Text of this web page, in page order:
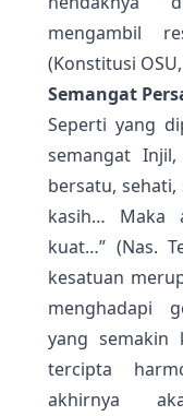
mengambil
(Konstitusi
Semangat
Seperti yang
semangat
bersatu,
kasih… Maka
kuat…” (Nas.
kesatuan
menghadapi
yang semakin
tercipta
akhirnya